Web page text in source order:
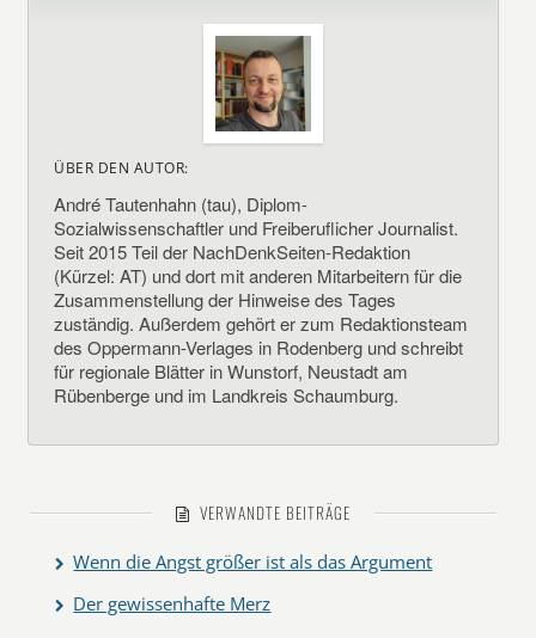
ÜBER DEN AUTOR:
André Tautenhahn (tau), Diplom-
Sozialwissenschaftler und Freiberuflicher Journalist.
Seit 2015 Teil der NachDenkSeiten-Redaktion
(Kürzel: AT) und dort mit anderen Mitarbeitern für die
Zusammenstellung der Hinweise des Tages
zuständig. Außerdem gehört er zum Redaktionsteam
des Oppermann-Verlages in Rodenberg und schreibt
für regionale Blätter in Wunstorf, Neustadt am
Rübenberge und im Landkreis Schaumburg.
VERWANDTE BEITRÄGE
Wenn die Angst größer ist als das Argument
Der gewissenhafte Merz